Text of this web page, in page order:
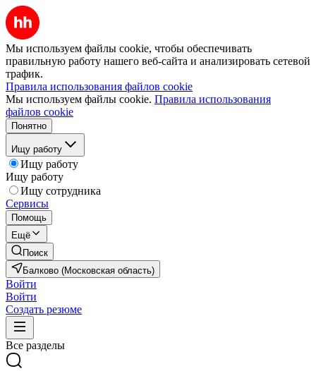
Мы используем файлы cookie, чтобы обеспечивать
правильную работу нашего веб-сайта и анализировать сетевой
трафик.
Правила использования файлов cookie
Мы используем файлы cookie. Правила использования
файлов cookie
Понятно
Ищу работу
Ищу работу
Ищу работу
Ищу сотрудника
Сервисы
Помощь
Ещё
Поиск
Балково (Московская область)
Войти
Войти
Создать резюме
Все разделы